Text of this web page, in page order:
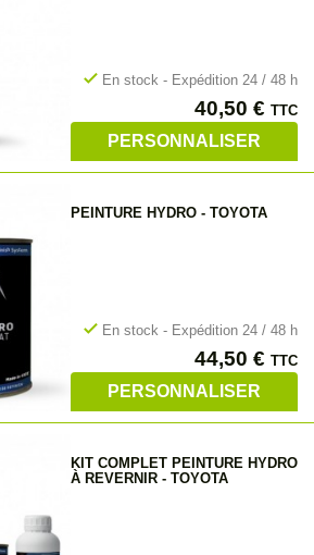
check En stock - Expédition 24 / 48 h
Prix
40,50 € TTC
PERSONNALISER
PEINTURE HYDRO - TOYOTA
check En stock - Expédition 24 / 48 h
Prix
44,50 € TTC
PERSONNALISER
KIT COMPLET PEINTURE HYDRO
À REVERNIR - TOYOTA